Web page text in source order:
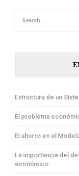
Estructura de un
El problema
El ahorro en el
La importancia del
económico